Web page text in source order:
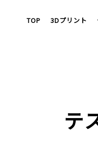
TOP 3Dプリント
テ